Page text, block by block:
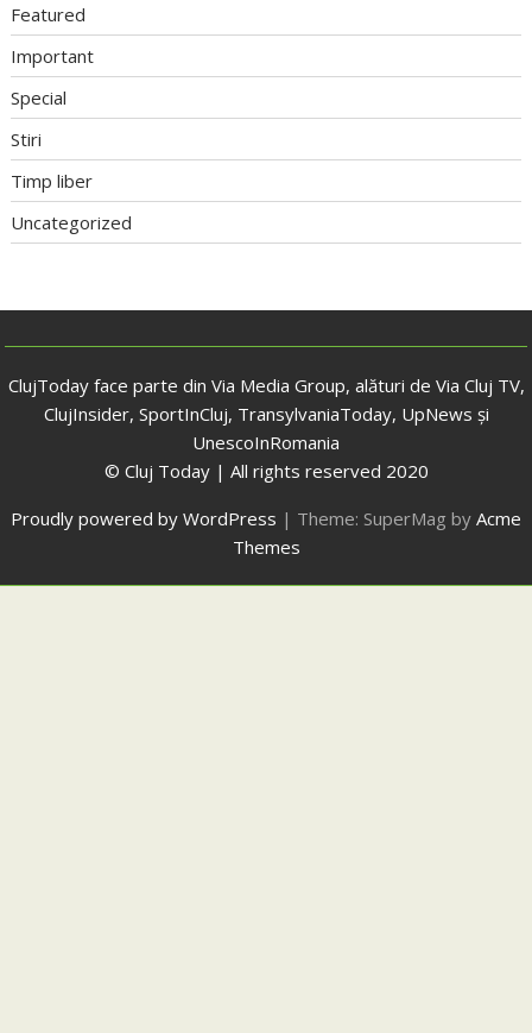
Featured
Important
Special
Stiri
Timp liber
Uncategorized
ClujToday face parte din Via Media Group, alături de Via Cluj TV,
ClujInsider, SportInCluj, TransylvaniaToday, UpNews și
UnescoInRomania
© Cluj Today | All rights reserved 2020
Proudly powered by WordPress | Theme: SuperMag by Acme
Themes